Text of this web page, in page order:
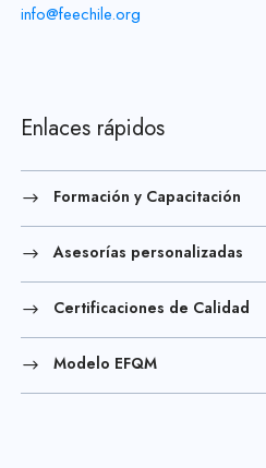
info@feechile.org
Enlaces rápidos
Formación y Capacitación
Asesorías personalizadas
Certificaciones de Calidad
Modelo EFQM